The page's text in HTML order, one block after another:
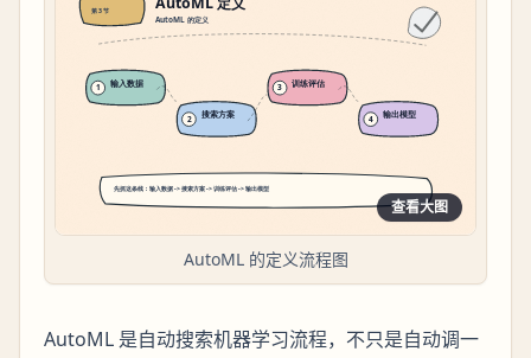
查看大图
AutoML 的定义流程图
AutoML 是自动搜索机器学习流程，不只是自动调一